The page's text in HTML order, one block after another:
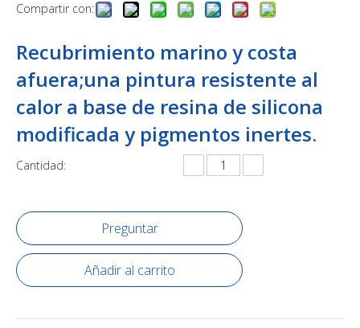
Compartir con:
Recubrimiento marino y costa
afuera;una pintura resistente al
calor a base de resina de silicona
modificada y pigmentos inertes.
Cantidad:
Preguntar
Añadir al carrito